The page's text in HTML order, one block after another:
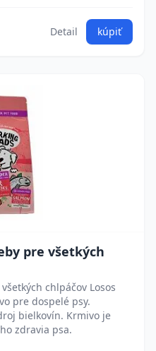
Detail kúpiť
pre všetkých
chlpáčov Losos
pre dospelé psy.
bielkovín. Krmivo je
zdravia psa.